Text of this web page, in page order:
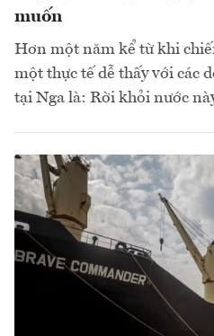
muốn
Hơn một năm kể từ khi
một thực tế dễ thấy với các
tại Nga là: Rời khỏi nước